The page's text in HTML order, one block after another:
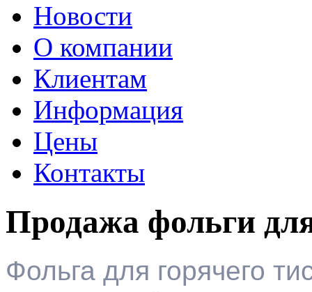
Новости
О компании
Клиентам
Информация
Цены
Контакты
Продажа фольги
Фольга для горячего